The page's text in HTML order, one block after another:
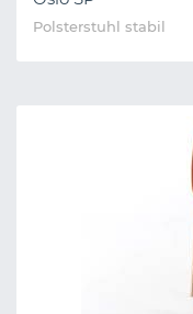
Polsterstuhl stabil